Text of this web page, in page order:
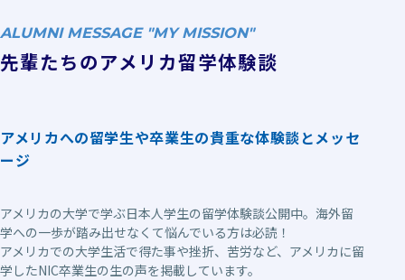
ALUMNI MESSAGE "MY MISSION"
先輩たちのアメリカ留学体験談
アメリカへの留学生や卒業生の貴重な体験談とメッセ
ージ
アメリカの大学で学ぶ日本人学生の留学体験談公開中。海外留
学への一歩が踏み出せなくて悩んでいる方は必読！
アメリカでの大学生活で得た事や挫折、苦労など、アメリカに留
学したNIC卒業生の生の声を掲載しています。